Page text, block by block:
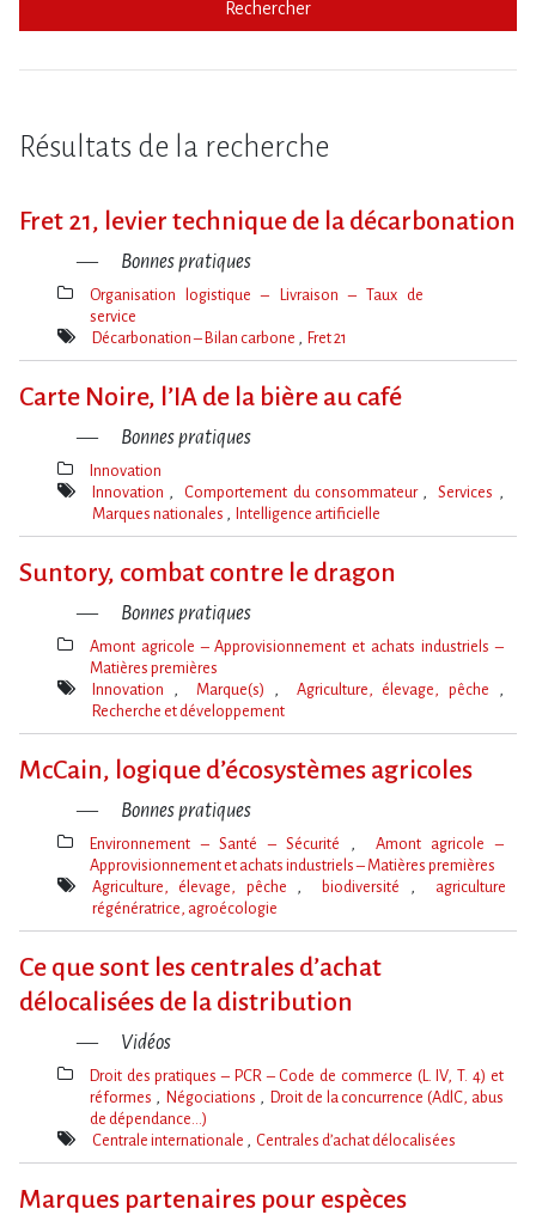
Rechercher
Résultats de la recherche
Fret 21, levier technique de la décarbonation
Bonnes pratiques
Thèmes(s)
Organisation logistique – Livraison – Taux de
service
Mot(s)-
Décarbonation – Bilan carbone Fret 21
Carte Noire, l’IA de la bière au café
Bonnes pratiques
Thèmes(s)
Innovation
Mot(s)-
Innovation Comportement du consommateur
Services
Marques nationales
Intelligence artificielle
Suntory, combat contre le dragon
Bonnes pratiques
Thèmes(s)
Amont agricole – Approvisionnement et achats industriels –
Matières premières
Mot(s)-
Innovation Marque(s)
Agriculture, élevage, pêche
Recherche et développement
McCain, logique d’écosystèmes agricoles
Bonnes pratiques
Thèmes(s)
Environnement – Santé – Sécurité
Amont agricole –
Approvisionnement et achats industriels – Matières premières
Mot(s)-
Agriculture, élevage, pêche biodiversité
agriculture
régénératrice, agroécologie
Ce que sont les centrales d’achat
délocalisées de la distribution
Vidéos
Thèmes(s)
Droit des pratiques – PCR – Code de commerce (L. IV, T. 4) et
réformes
Négociations
Droit de la concurrence (AdlC, abus
de dépendance…)
Mot(s)-
Centrale internationale Centrales d’achat délocalisées
Marques partenaires pour espèces